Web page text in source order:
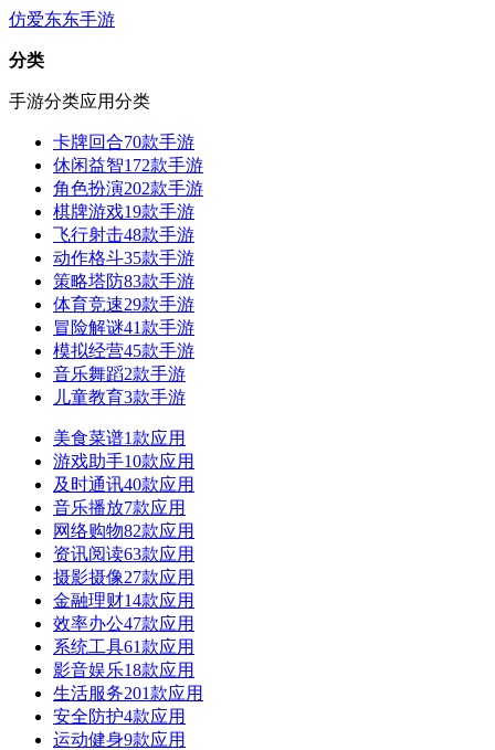
仿爱东东手游
分类
手游分类应用分类
卡牌回合70款手游
休闲益智172款手游
角色扮演202款手游
棋牌游戏19款手游
飞行射击48款手游
动作格斗35款手游
策略塔防83款手游
体育竞速29款手游
冒险解谜41款手游
模拟经营45款手游
音乐舞蹈2款手游
儿童教育3款手游
美食菜谱1款应用
游戏助手10款应用
及时通讯40款应用
音乐播放7款应用
网络购物82款应用
资讯阅读63款应用
摄影摄像27款应用
金融理财14款应用
效率办公47款应用
系统工具61款应用
影音娱乐18款应用
生活服务201款应用
安全防护4款应用
运动健身9款应用